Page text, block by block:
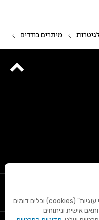
מיתרים בודדים
לידיעתכם, באתר זה נעשה שימוש ב"קבצי עוגיות" (cookies) וכלים דומים
אישית וניתוחים